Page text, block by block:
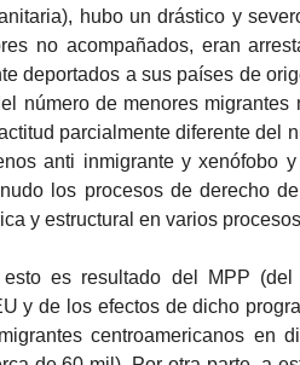
hubo un drástico y
no acompañados, eran
deportados a sus países de
número de menores
parcialmente diferente del
anti inmigrante y xenófobo
los procesos de derecho
y estructural en varios
es resultado del MPP
y de los efectos de dicho
centroamericanos en